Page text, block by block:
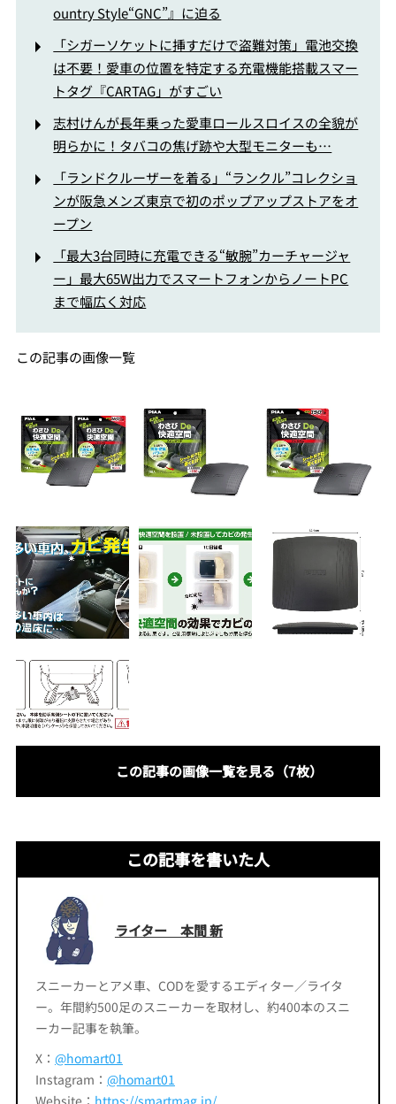
ountry Style“GNC”』に迫る
「シガーソケットに挿すだけで盗難対策」電池交換
は不要！愛車の位置を特定する充電機能搭載スマー
トタグ『CARTAG」がすごい
志村けんが長年乗った愛車ロールスロイスの全貌が
明らかに！タバコの焦げ跡や大型モニターも…
「ランドクルーザーを着る」“ランクル”コレクショ
ンが阪急メンズ東京で初のポップアップストアをオ
ープン
「最大3台同時に充電できる“敏腕”カーチャージャ
ー」最大65W出力でスマートフォンからノートPC
まで幅広く対応
この記事の画像一覧
この記事の画像一覧を見る（7枚）
この記事を書いた人
ライター 本間 新
スニーカーとアメ車、CODを愛するエディター／ライタ
ー。年間約500足のスニーカーを取材し、約400本のスニ
ーカー記事を執筆。
X： @homart01
Instagram： @homart01
Website： https://smartmag.jp/